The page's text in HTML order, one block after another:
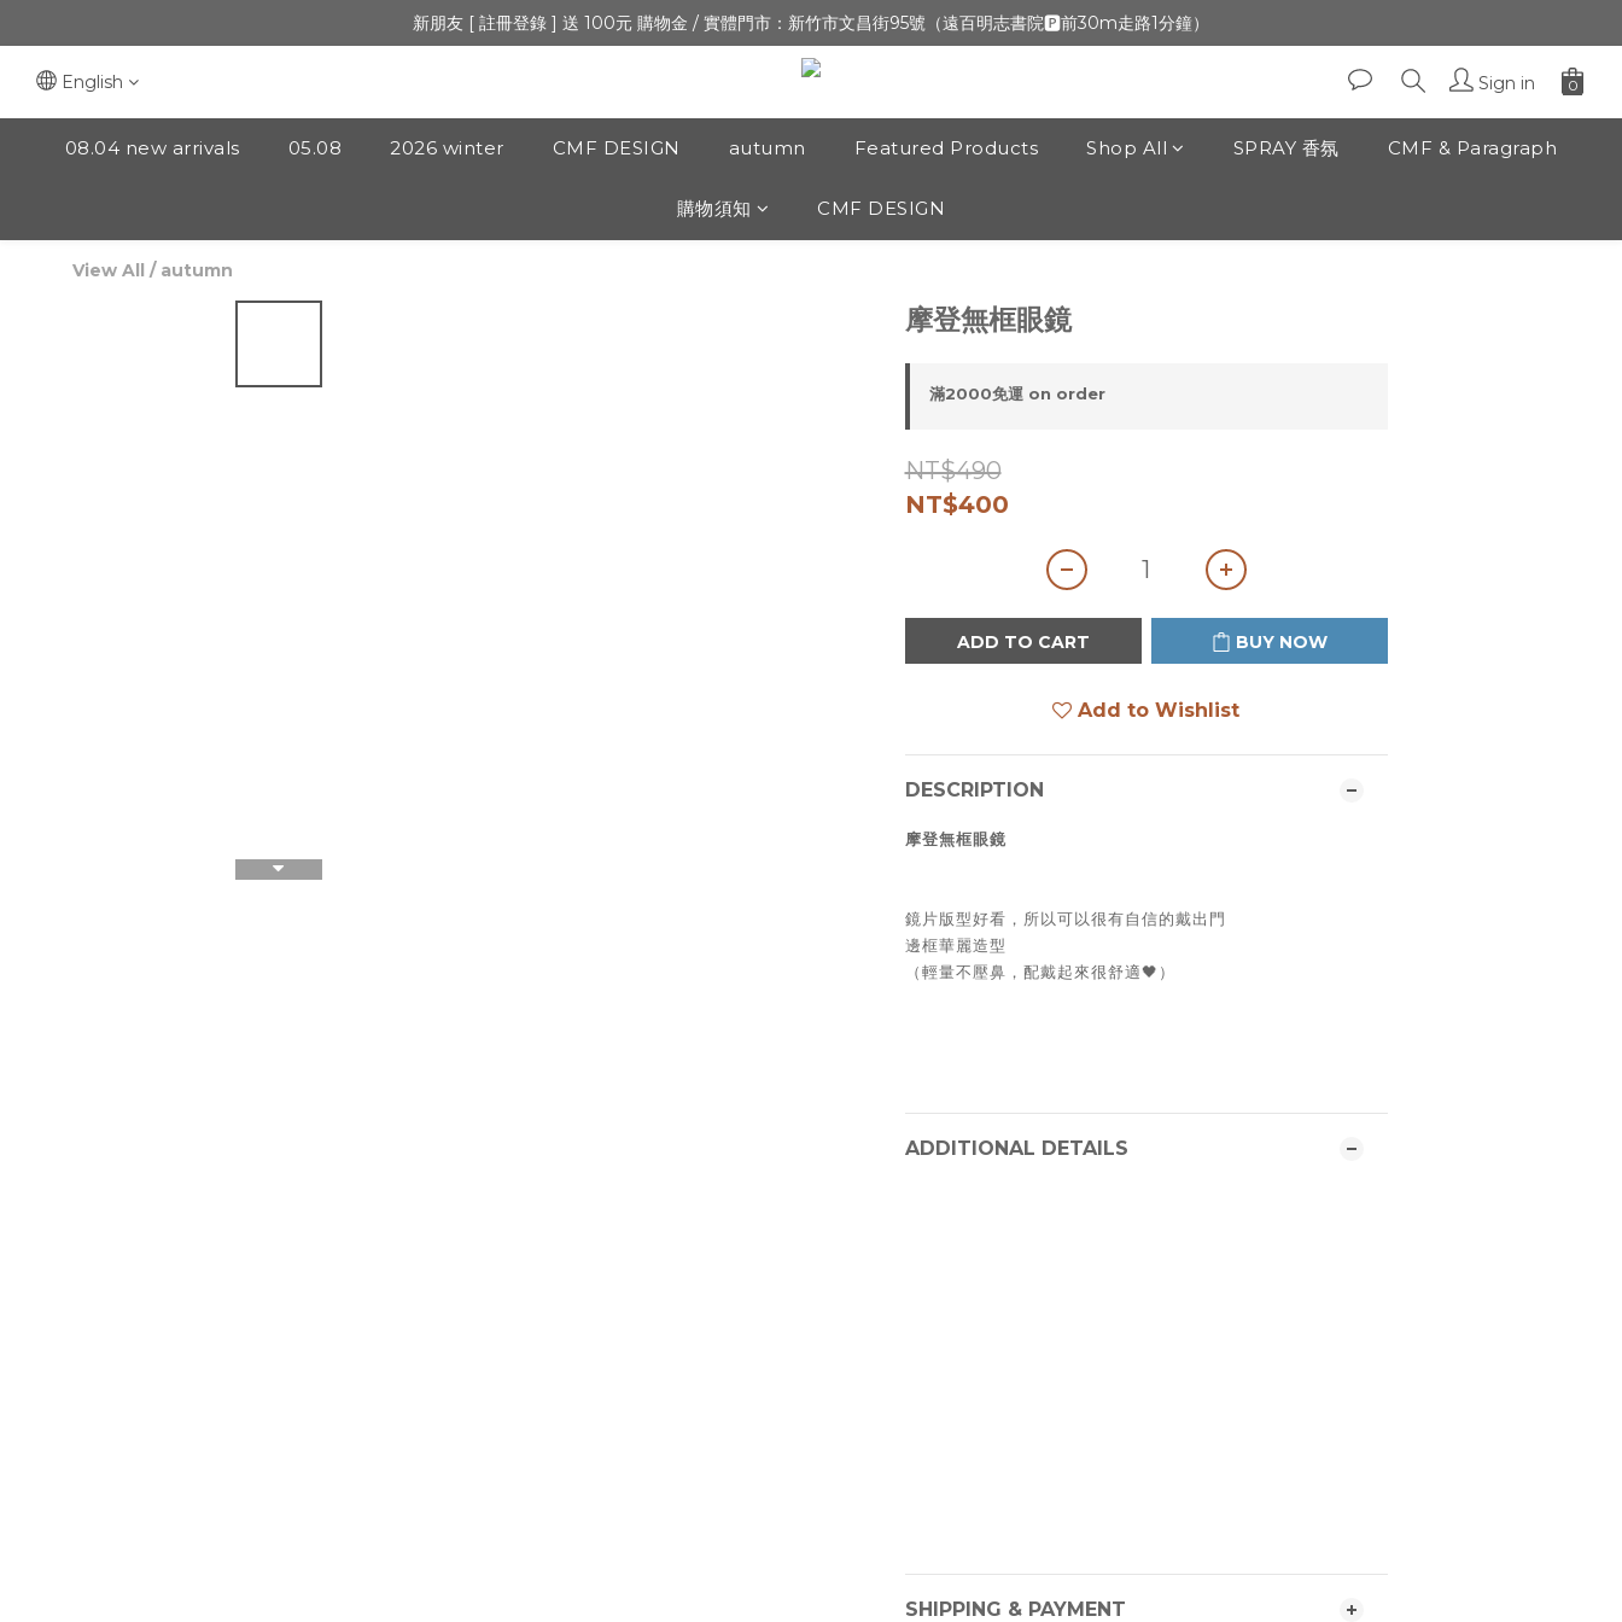
🔺「會員制」新開張,加入會員,全通路可累積紅利 >登入官網 > 個人資訊 > 填寫正確「生日」收生日禮金
新朋友 [ 註冊登錄 ] 送 100元 購物金 / 實體門市：新竹市文昌街95號（遠百明志書院🅿️前30m走路1分鐘）
🔺「會員制」新開張,加入會員,全通路可累積紅利 >登入官網 > 個人資訊 > 填寫正確「生日」收生日禮金
English Sign in
08.04 new arrivals 05.08 2026 winter CMF DESIGN autumn Featured Products Shop All SPRAY 香氛 CMF & Paragraph
購物須知 CMF DESIGN
View All / autumn
摩登無框眼鏡
滿2000免運 on order
NT$490
NT$400
ADD TO CART BUY NOW
Add to Wishlist
DESCRIPTION
摩登無框眼鏡
鏡片版型好看，所以可以很有自信的戴出門
邊框華麗造型
（輕量不壓鼻，配戴起來很舒適🖤）
ADDITIONAL DETAILS
SHIPPING & PAYMENT